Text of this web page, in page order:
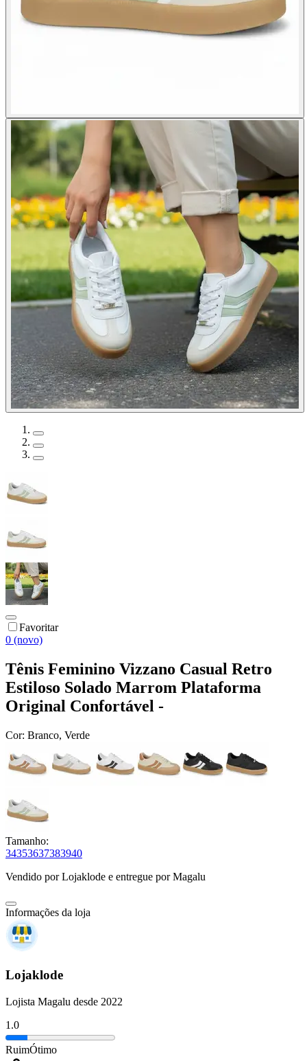
Favoritar
0 (novo)
Tênis Feminino Vizzano Casual Retro
Estiloso Solado Marrom Plataforma
Original Confortável -
Cor: Branco, Verde
Tamanho:
34353637383940
Vendido porLojaklode e entregue por Magalu
Informações da loja
Lojaklode
Lojista Magalu desde 2022
1.0
RuimÓtimo